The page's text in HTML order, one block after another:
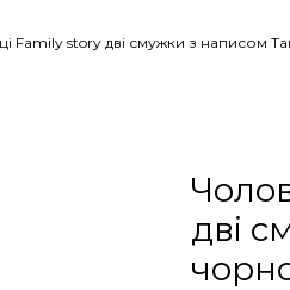
Family story дві смужки з написом
дві